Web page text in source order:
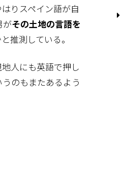
りスペイン語が自
がその土地の言語を
推測している。
人にも英語で押し
のもまたあるよう